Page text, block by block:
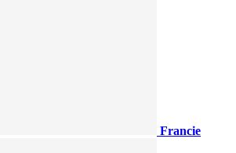
Francie